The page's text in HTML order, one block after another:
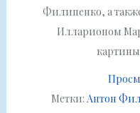
Филипенко, а
Илларионом
Метки: Антон